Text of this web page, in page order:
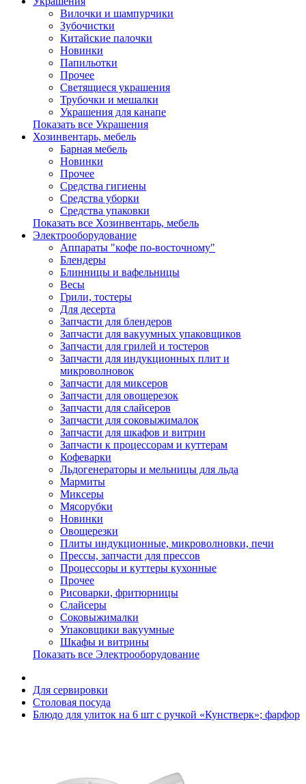
Вилочки и шампурчики
Зубочистки
Китайские палочки
Новинки
Папильотки
Прочее
Светящиеся украшения
Трубочки и мешалки
Украшения для канапе
Показать все Украшения
Хозинвентарь, мебель
Барная мебель
Новинки
Прочее
Средства гигиены
Средства уборки
Средства упаковки
Показать все Хозинвентарь, мебель
Электрооборудование
Аппараты "кофе по-восточному"
Блендеры
Блинницы и вафельницы
Весы
Грили, тостеры
Для десерта
Запчасти для блендеров
Запчасти для вакуумных упаковщиков
Запчасти для грилей и тостеров
Запчасти для индукционных плит и
микроволновок
Запчасти для миксеров
Запчасти для овощерезок
Запчасти для слайсеров
Запчасти для соковыжималок
Запчасти для шкафов и витрин
Запчасти к процессорам и куттерам
Кофеварки
Льдогенераторы и мельницы для льда
Мармиты
Миксеры
Мясорубки
Новинки
Овощерезки
Плиты индукционные, микроволновки, печи
Прессы, запчасти для прессов
Процессоры и куттеры кухонные
Прочее
Рисоварки, фритюрницы
Слайсеры
Соковыжималки
Упаковщики вакуумные
Шкафы и витрины
Показать все Электрооборудование
Для сервировки
Столовая посуда
Блюдо для улиток на 6 шт с ручкой «Кунстверк»; фарфор